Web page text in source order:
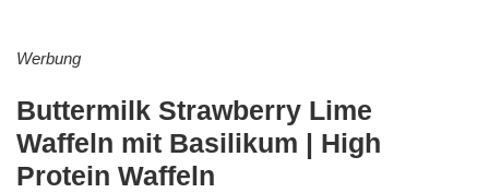
Werbung
Buttermilk Strawberry Lime
Waffeln mit Basilikum | High
Protein Waffeln